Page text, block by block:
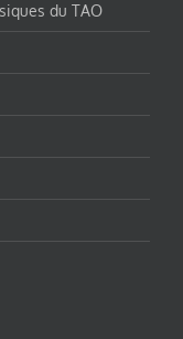
du TAO